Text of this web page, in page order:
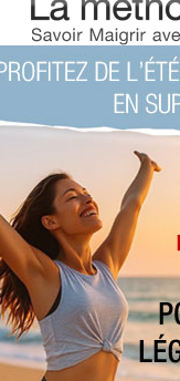
veolia
Les 10
2013 à 14:56
j'ai fait8/10
Les 10
à la